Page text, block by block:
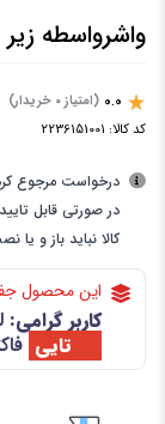
واشرواسطه
0.0 (امتیاز 0 خریدار)
کد کالا: 2236151001
درخواست مرجوع
در صورتی قابل
کالا نباید باز و
این محصول
کاربر گرامی: